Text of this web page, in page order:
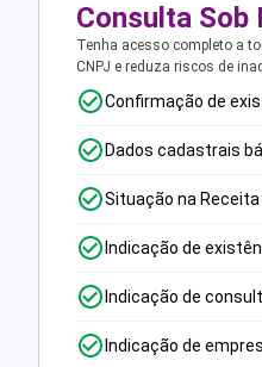
Consulta Sob
Tenha acesso completo a
CNPJ e reduza riscos de
Confirmação de
Dados cadastrais
Situação na Receita
Indicação de
Indicação de
Indicação de